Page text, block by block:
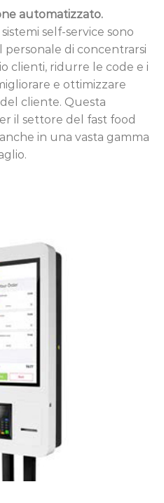
automatizzato.
self-service sono
personale di concentrarsi
clienti, ridurre le code e i
e ottimizzare
del cliente. Questa
il settore del fast food
in una vasta gamma